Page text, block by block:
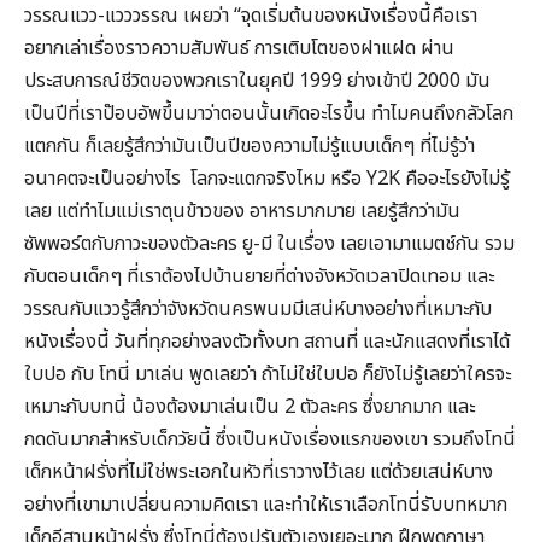
วรรณแวว-แวววรรณ เผยว่า “จุดเริ่มต้นของหนังเรื่องนี้คือเรา
อยากเล่าเรื่องราวความสัมพันธ์ การเติบโตของฝาแฝด ผ่าน
ประสบการณ์ชีวิตของพวกเราในยุคปี 1999 ย่างเข้าปี 2000 มัน
เป็นปีที่เราป๊อบอัพขึ้นมาว่าตอนนั้นเกิดอะไรขึ้น ทำไมคนถึงกลัวโลก
แตกกัน ก็เลยรู้สึกว่ามันเป็นปีของความไม่รู้แบบเด็กๆ ที่ไม่รู้ว่า
อนาคตจะเป็นอย่างไร โลกจะแตกจริงไหม หรือ Y2K คืออะไรยังไม่รู้
เลย แต่ทำไมแม่เราตุนข้าวของ อาหารมากมาย เลยรู้สึกว่ามัน
ซัพพอร์ตกับภาวะของตัวละคร ยู-มี ในเรื่อง เลยเอามาแมตช์กัน รวม
กับตอนเด็กๆ ที่เราต้องไปบ้านยายที่ต่างจังหวัดเวลาปิดเทอม และ
วรรณกับแววรู้สึกว่าจังหวัดนครพนมมีเสน่ห์บางอย่างที่เหมาะกับ
หนังเรื่องนี้ วันที่ทุกอย่างลงตัวทั้งบท สถานที่ และนักแสดงที่เราได้
ใบปอ กับ โทนี่ มาเล่น พูดเลยว่า ถ้าไม่ใช่ใบปอ ก็ยังไม่รู้เลยว่าใครจะ
เหมาะกับบทนี้ น้องต้องมาเล่นเป็น 2 ตัวละคร ซึ่งยากมาก และ
กดดันมากสำหรับเด็กวัยนี้ ซึ่งเป็นหนังเรื่องแรกของเขา รวมถึงโทนี่
เด็กหน้าฝรั่งที่ไม่ใช่พระเอกในหัวที่เราวางไว้เลย แต่ด้วยเสน่ห์บาง
อย่างที่เขามาเปลี่ยนความคิดเรา และทำให้เราเลือกโทนี่รับบทหมาก